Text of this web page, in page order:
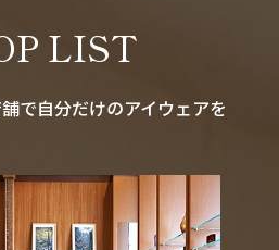
LIST
で自分だけのアイウェアを